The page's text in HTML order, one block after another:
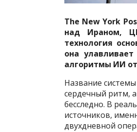
The New York
над Ираном,
технология
она
алгоритмы ИИ
Название
сердечный ритм,
бесследно. В
источников,
двухдневной